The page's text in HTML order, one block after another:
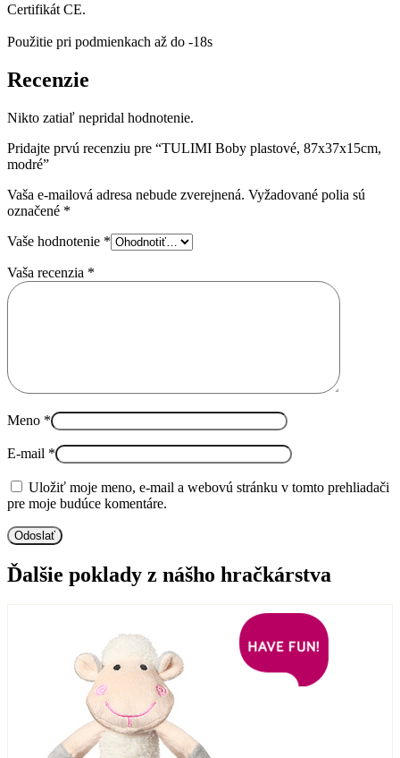
Certifikát CE.
Použitie pri podmienkach až do -18s
Recenzie
Nikto zatiaľ nepridal hodnotenie.
Pridajte prvú recenziu pre “TULIMI Boby plastové, 87x37x15cm,
modré”
Vaša e-mailová adresa nebude zverejnená. Vyžadované polia sú
označené *
Vaše hodnotenie *
Vaša recenzia *
Meno *
E-mail *
Uložiť moje meno, e-mail a webovú stránku v tomto prehliadači
pre moje budúce komentáre.
Ďalšie poklady z nášho hračkárstva